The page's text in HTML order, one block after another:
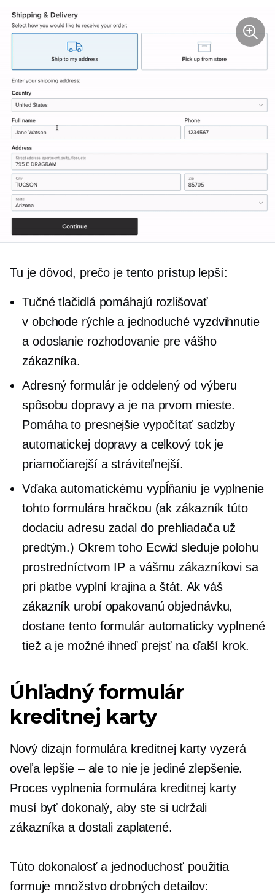
Tu je dôvod, prečo je tento prístup lepší:
Tučné tlačidlá pomáhajú rozlišovať
v obchode rýchle a jednoduché vyzdvihnutie
a odoslanie rozhodovaniepre vášho
zákazníka.
Adresný formulár je oddelený od výberu
spôsobu dopravy a je na prvom mieste.
Pomáha to presnejšie vypočítať sadzby
automatickej dopravy a celkový tok je
priamočiarejší a stráviteľnejší.
Vďaka automatickému vypĺňaniu je vyplnenie
tohto formulára hračkou (ak zákazník túto
dodaciu adresu zadal do prehliadača už
predtým.) Okrem toho Ecwid sleduje polohu
prostredníctvom IP a vášmu zákazníkovi sa
pri platbe vyplní krajina a štát. Ak váš
zákazník urobí opakovanú objednávku,
dostane tento formulár automaticky vyplnené
tiež a je možné ihneď prejsť na ďalší krok.
Úhľadný formulár
kreditnej karty
Nový dizajn formulára kreditnej karty vyzerá
oveľa lepšie – ale to nie je jediné zlepšenie.
Proces vyplnenia formulára kreditnej karty
musí byť dokonalý, aby ste si udržali
zákazníka a dostali zaplatené.
Túto dokonalosť a jednoduchosť použitia
formuje množstvo drobných detailov: